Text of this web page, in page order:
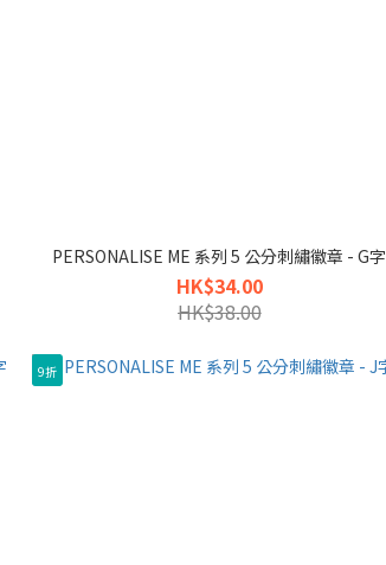
PERSONALISE ME 系列 5 公分刺繡徽章 - G字
HK$34.00
HK$38.00
9折